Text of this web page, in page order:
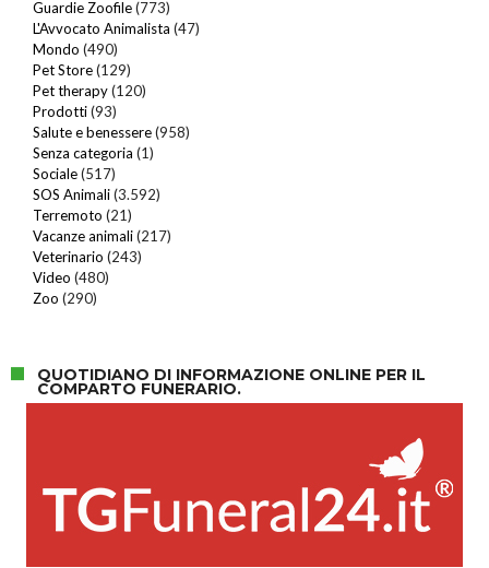
Guardie Zoofile(773)
L'Avvocato Animalista (47)
Mondo (490)
Pet Store(129)
Pet therapy(120)
Prodotti(93)
Salute e benessere(958)
Senza categoria (1)
Sociale(517)
SOS Animali(3.592)
Terremoto (21)
Vacanze animali(217)
Veterinario (243)
Video (480)
Zoo (290)
QUOTIDIANO DI INFORMAZIONE ONLINE PER IL
COMPARTO FUNERARIO.